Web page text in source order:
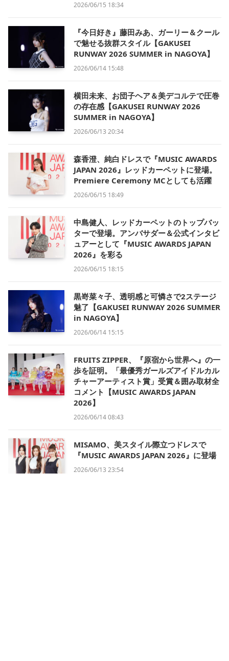
2026/06/15 18:34
『今日好き』藤田みあ、ガーリー＆クール
で魅せる抜群スタイル【GAKUSEI
RUNWAY 2026 SUMMER in NAGOYA】
2026/06/14 15:48
横田未来、お団子ヘア＆美デコルテで圧巻
の存在感【GAKUSEI RUNWAY 2026
SUMMER in NAGOYA】
2026/06/13 20:34
森香澄、純白ドレスで『MUSIC AWARDS
JAPAN 2026』レッドカーペットに登場。
Premiere Ceremony MCとしても活躍
2026/06/15 18:49
中島健人、レッドカーペットのトップバッ
ターで登場。アンバサダー＆公式インタビ
ュアーとして『MUSIC AWARDS JAPAN
2026』を彩る
2026/06/15 18:15
黒嵜菜々子、透明感と可憐さで2ステージ
魅了【GAKUSEI RUNWAY 2026 SUMMER
in NAGOYA】
2026/06/14 15:15
FRUITS ZIPPER、『原宿から世界へ』の一
歩を証明。「最優秀ガールズアイドルカル
チャーアーティスト賞」受賞＆囲み取材全
コメント【MUSIC AWARDS JAPAN
2026】
2026/06/14 08:43
MISAMO、美スタイル際立つドレスで
『MUSIC AWARDS JAPAN 2026』に登場
2026/06/13 23:54